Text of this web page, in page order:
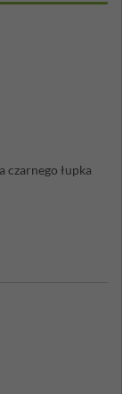
opierając się
w
bezpiecznie
-
etapów
że tego
do
z żywnością
jest
myć w
czarnego łupka